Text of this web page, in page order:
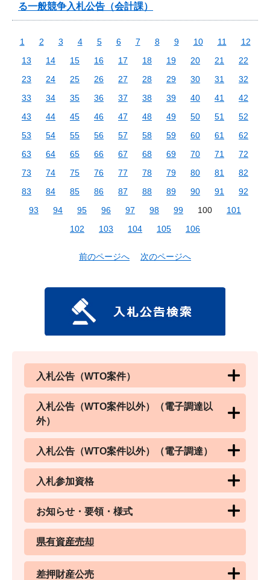
る一般競争入札公告（会計課）
1 2 3 4 5 6 7 8 9 10 11
12
13
14 15 16 17 18 19 20 21
22
23
24 25 26 27 28 29 30 31
32
33
34 35 36 37 38 39 40 41
42
43
44 45 46 47 48 49 50 51
52
53
54 55 56 57 58 59 60 61
62
63
64 65 66 67 68 69 70 71
72
73
74 75 76 77 78 79 80 81
82
83
84 85 86 87 88 89 90 91
92
93
94 95 96 97 98 99 100
101
102
103 104 105 106
前のページへ 次のページへ
入札公告（WTO案件）
入札公告（WTO案件以外）（電子調達以
外）
入札公告（WTO案件以外）（電子調達）
入札参加資格
お知らせ・要領・様式
県有資産売却
差押財産公売